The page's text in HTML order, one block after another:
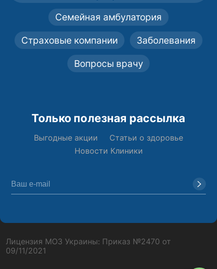
Семейная амбулатория
Страховые компании Заболевания
Вопросы врачу
Только полезная рассылка
Выгодные акции
Статьи о здоровье
Новости Клиники
Лицензия МОЗ Украины: Приказ №2470 от
09/11/2021